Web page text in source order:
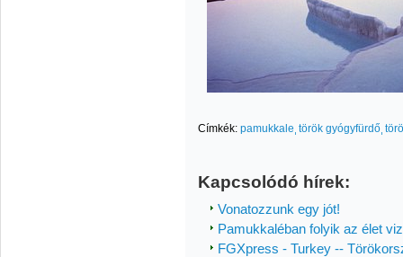
Címkék: pamukkale török gyógyfürdő
Kapcsolódó hírek:
Vonatozzunk egy jót!
Pamukkaléban folyik az élet
FGXpress - Turkey --